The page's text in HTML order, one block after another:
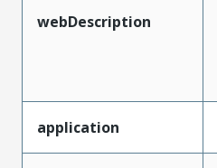
webDescription
application